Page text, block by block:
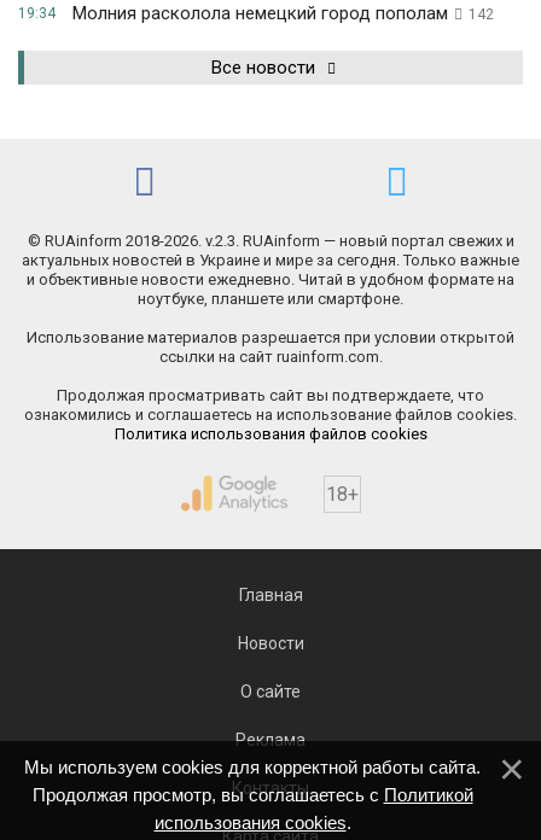
19:34 Молния расколола немецкий город пополам 142
Все новости
© RUAinform 2018-2026. v.2.3. RUAinform — новый портал свежих и
актуальных новостей в Украине и мире за сегодня. Только важные
и объективные новости ежедневно. Читай в удобном формате на
ноутбуке, планшете или смартфоне.
Использование материалов разрешается при условии открытой
ссылки на сайт ruainform.com.
Продолжая просматривать сайт вы подтверждаете, что
ознакомились и соглашаетесь на использование файлов cookies.
Политика использования файлов cookies
18+
Главная
Новости
О сайте
Реклама
Контакты
Мы используем cookies для корректной работы сайта.
Продолжая просмотр, вы соглашаетесь с Политикой
использования cookies.